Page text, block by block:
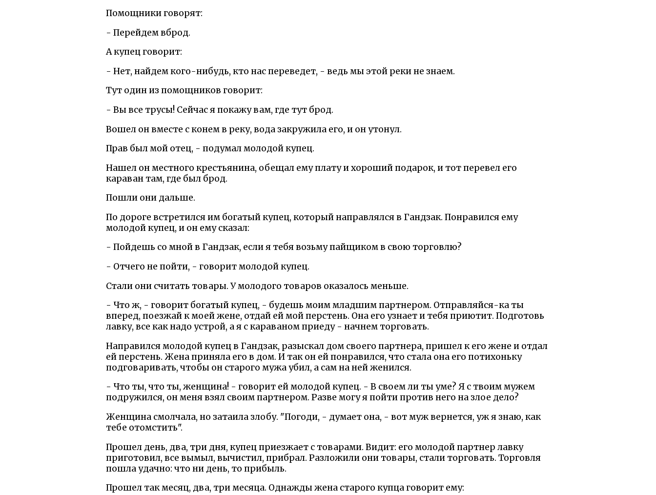
Помощники говорят:
- Перейдем вброд.
А купец говорит:
- Нет, найдем кого-нибудь, кто нас переведет, - ведь мы этой реки не знаем.
Тут один из помощников говорит:
- Вы все трусы! Сейчас я покажу вам, где тут брод.
Вошел он вместе с конем в реку, вода закружила его, и он утонул.
Прав был мой отец, - подумал молодой купец.
Нашел он местного крестьянина, обещал ему плату и хороший подарок, и тот перевел его
караван там, где был брод.
Пошли они дальше.
По дороге встретился им богатый купец, который направлялся в Гандзак. Понравился ему
молодой купец, и он ему сказал:
- Пойдешь со мной в Гандзак, если я тебя возьму пайщиком в свою торговлю?
- Отчего не пойти, - говорит молодой купец.
Стали они считать товары. У молодого товаров оказалось меньше.
- Что ж, - говорит богатый купец, - будешь моим младшим партнером. Отправляйся-ка ты
вперед, поезжай к моей жене, отдай ей мой перстень. Она его узнает и тебя приютит. Подготовь
лавку, все как надо устрой, а я с караваном приеду - начнем торговать.
Направился молодой купец в Гандзак, разыскал дом своего партнера, пришел к его жене и отдал
ей перстень. Жена приняла его в дом. И так он ей понравился, что стала она его потихоньку
подговаривать, чтобы он старого мужа убил, а сам на ней женился.
- Что ты, что ты, женщина! - говорит ей молодой купец. - В своем ли ты уме? Я с твоим мужем
подружился, он меня взял своим партнером. Разве могу я пойти против него на злое дело?
Женщина смолчала, но затаила злобу. "Погоди, - думает она, - вот муж вернется, уж я знаю, как
тебе отомстить".
Прошел день, два, три дня, купец приезжает с товарами. Видит: его молодой партнер лавку
приготовил, все вымыл, вычистил, прибрал. Разложили они товары, стали торговать. Торговля
пошла удачно: что ни день, то прибыль.
Прошел так месяц, два, три месяца. Однажды жена старого купца говорит ему: